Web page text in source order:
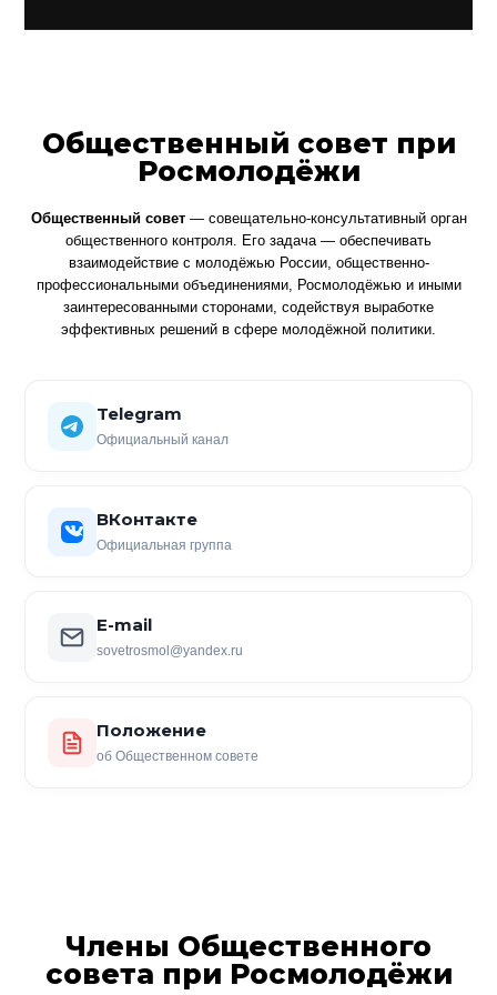
Общественный совет при
Росмолодёжи
Общественный совет— совещательно-консультативный орган
общественного контроля. Его задача — обеспечивать
взаимодействие с молодёжью России, общественно-
профессиональными объединениями, Росмолодёжью и иными
заинтересованными сторонами, содействуя выработке
эффективных решений в сфере молодёжной политики.
Telegram
Официальный канал
ВКонтакте
Официальная группа
E-mail
sovetrosmol@yandex.ru
Положение
об Общественном совете
Члены Общественного
совета при Росмолодёжи